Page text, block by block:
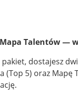
Talentów —
dostajesz
(Top 5) oraz